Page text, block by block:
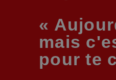
«
mais
pour te